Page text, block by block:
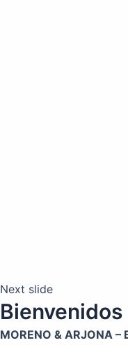
Next slide
Bienvenidos
MORENO & ARJONA –